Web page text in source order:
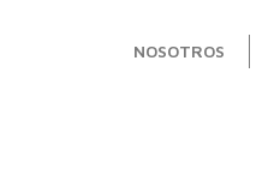
NOSOTROS